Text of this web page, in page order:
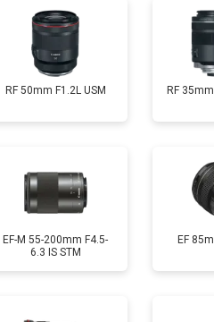
стабилизатора
RF 50mm F1.2L USM
RF
EF-M 55-200mm F4.5-
6.3 IS STM
EF